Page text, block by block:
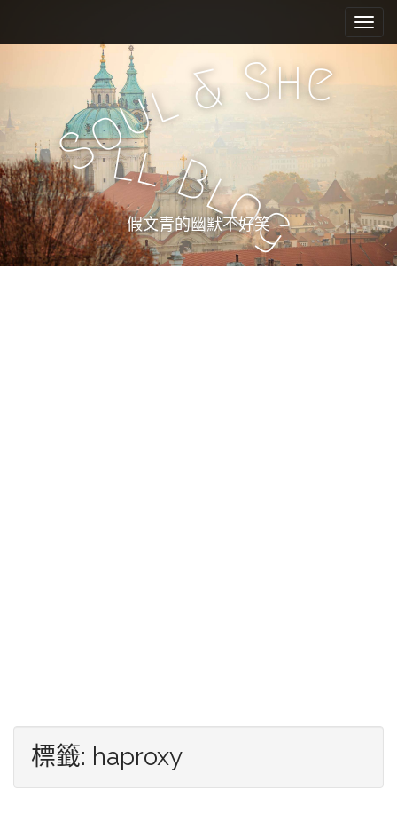
e
n
u
i
c
n
t
e
n
t
Soul & She
llBl
og
假文青的幽默不好笑
標籤: haproxy